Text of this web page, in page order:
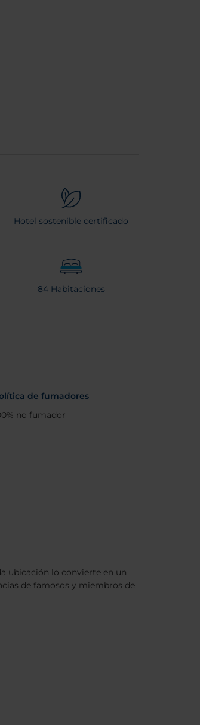
Hotel sostenible certificado
84 Habitaciones
de fumadores
no fumador
ubicación lo convierte en un
de famosos y miembros de